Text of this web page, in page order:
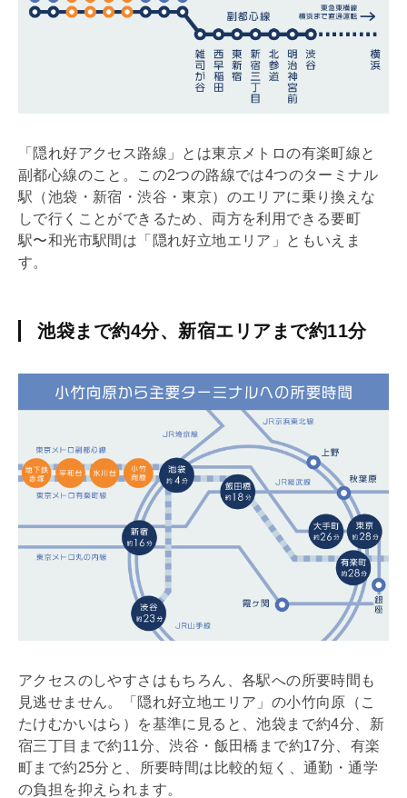
「隠れ好アクセス路線」とは東京メトロの有楽町線と
副都心線のこと。この2つの路線では4つのターミナル
駅（池袋・新宿・渋谷・東京）のエリアに乗り換えな
しで行くことができるため、両方を利用できる要町
駅〜和光市駅間は「隠れ好立地エリア」ともいえま
す。
池袋まで約4分、新宿エリアまで約11分
アクセスのしやすさはもちろん、各駅への所要時間も
見逃せません。「隠れ好立地エリア」の小竹向原（こ
たけむかいはら）を基準に見ると、池袋まで約4分、新
宿三丁目まで約11分、渋谷・飯田橋まで約17分、有楽
町まで約25分と、所要時間は比較的短く、通勤・通学
の負担を抑えられます。